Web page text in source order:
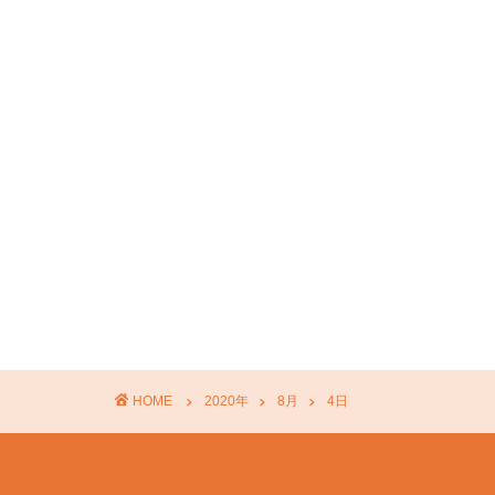
HOME 2020年 8月 4日